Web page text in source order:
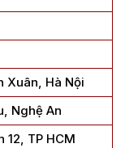
Xuân, Hà Nội
Nghệ An
12, TP HCM